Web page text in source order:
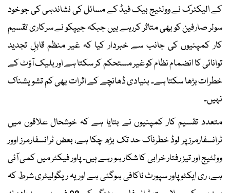
کے الیکٹرک نے وولٹیج بیک فیڈ کے مسائل کی نشاندہی کی جو خود
سولر صارفین کو بھی متاثر کررہے ہیں جبکہ جیپکو نے سرکاری تقسیم
کار کمپنیوں کی جانب سے خبردار کیا کہ غیر منظم قابلِ تجدید
توانائی کا انضمام نظام کو غیر مستحکم کر سکتا ہے اور بلیک آؤٹ کے
خطرات بڑھا سکتا ہے۔ بنیادی ڈھانچے کے اثرات بھی کم تشویشناک
نہیں۔
متعدد تقسیم کار کمپنیوں نے بتایا ہے کہ خوشحال علاقوں میں
ٹرانسفارمرز پر لوڈ خطرناک حد تک بڑھ چکا ہے، بعض ٹرانسفارمرز اوور
وولٹیج اور تیز رفتار خرابی کا شکار ہو رہے ہیں۔ پاور فیکٹر میں کمی آئی
ہے، ری ایکٹو پاور سپورٹ ناکافی ہوگئی ہے اور یہ ریگولیٹری شرط کہ